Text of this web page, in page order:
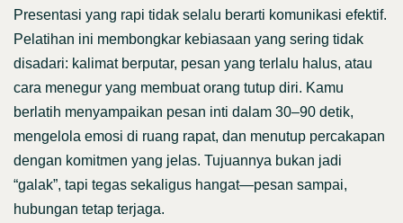
Presentasi yang rapi tidak selalu berarti komunikasi efektif.
Pelatihan ini membongkar kebiasaan yang sering tidak
disadari: kalimat berputar, pesan yang terlalu halus, atau
cara menegur yang membuat orang tutup diri. Kamu
berlatih menyampaikan pesan inti dalam 30–90 detik,
mengelola emosi di ruang rapat, dan menutup percakapan
dengan komitmen yang jelas. Tujuannya bukan jadi
“galak”, tapi tegas sekaligus hangat—pesan sampai,
hubungan tetap terjaga.